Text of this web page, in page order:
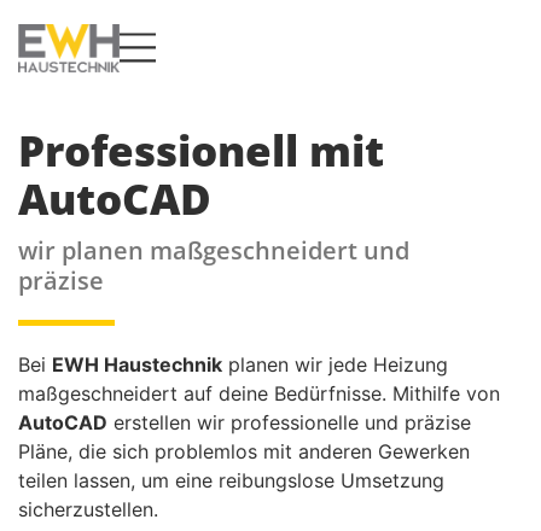
Professionell mit
AutoCAD
wir planen maßgeschneidert und
präzise
Bei EWH Haustechnik planen wir jede Heizung
maßgeschneidert auf deine Bedürfnisse. Mithilfe von
AutoCAD erstellen wir professionelle und präzise
Pläne, die sich problemlos mit anderen Gewerken
teilen lassen, um eine reibungslose Umsetzung
sicherzustellen.